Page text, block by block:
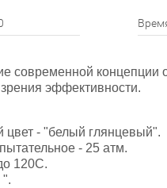
концепции
зрения эффективности.
цвет - "белый глянцевый".
- 25 атм.
120С.
".